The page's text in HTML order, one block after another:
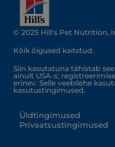
© 2025 Hill's Pet Nutrition,
Kõik õigused kaitstud.
Siin kasutatuna tähistab
ainult USA-s;
erinev. Selle veebilehe
kasutustingimused.
Üldtingimused
Privaatsustingimused